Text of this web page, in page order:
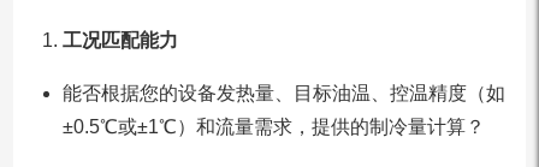
工况匹配能力
能否根据您的设备发热量、目标油温、控温精度（如
±0.5℃或±1℃）和流量需求，提供的制冷量计算？